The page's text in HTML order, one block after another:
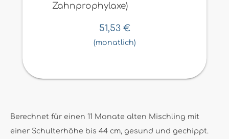
Zahnprophylaxe)
51,53€
(monatlich)
Berechnet für einen 11 Monate alten Mischling mit
einer Schulterhöhe bis 44 cm, gesund und gechippt.